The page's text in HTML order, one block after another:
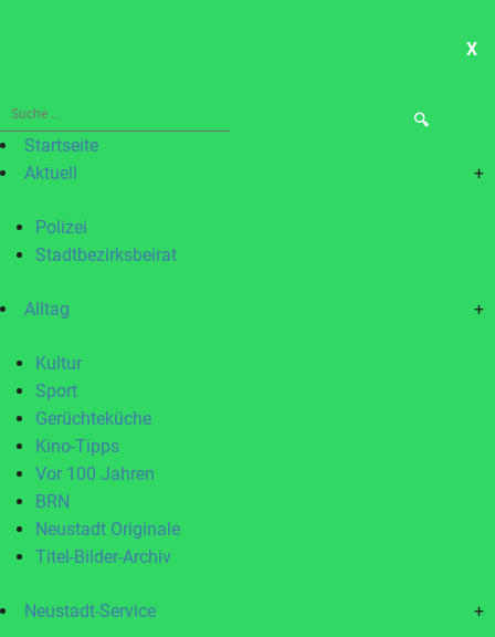
X
Suche
nach:Startseite
Aktuell
+
Polizei
Stadtbezirksbeirat
Alltag +
Kultur
Sport
Gerüchteküche
Kino-Tipps
Vor 100 Jahren
BRN
Neustadt Originale
Titel-Bilder-Archiv
Neustadt-Service +